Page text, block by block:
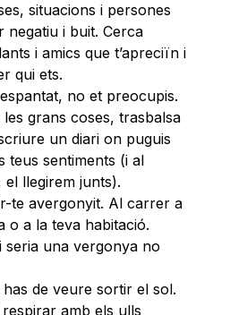
situacions i persones
negatiu i buit. Cerca
i amics que t’apreciïn i
qui ets.
no et preocupis.
les grans coses, trasbalsa
un diari on puguis
teus sentiments (i al
llegirem junts).
te avergonyit. Al carrer a
o a la teva habitació.
seria una vergonya no
de veure sortir el sol.
amb els ulls